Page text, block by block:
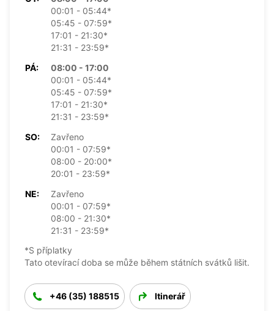
00:01 - 05:44*
05:45 - 07:59*
17:01 - 21:30*
21:31 - 23:59*
PÁ:
08:00 - 17:00
00:01 - 05:44*
05:45 - 07:59*
17:01 - 21:30*
21:31 - 23:59*
SO:
Zavřeno
00:01 - 07:59*
08:00 - 20:00*
20:01 - 23:59*
NE:
Zavřeno
00:01 - 07:59*
08:00 - 21:30*
21:31 - 23:59*
*S příplatky
Tato otevírací doba se může během státních svátků lišit.
+46 (35) 188515 Itinerář